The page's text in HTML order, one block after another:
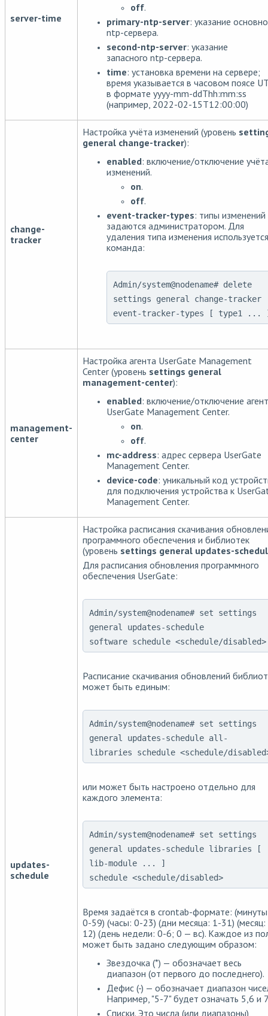
server-time
off.
primary-ntp-server: указание
ntp-сервера.
second-ntp-server: указание
запасного ntp-сервера.
time: установка времени на сервере;
время указывается в часовом поясе
в формате yyyy-mm-ddThh:mm:ss
(например, 2022-02-15T12:00:00)
change-
tracker
Настройка учёта изменений (уровень
general change-tracker):
enabled: включение/отключение
изменений.
on.
off.
event-tracker-types: типы изменений
задаются администратором. Для
удаления типа изменения используется
команда:
Admin/system@nodename# delete
settings general change-tracker
event-tracker-types [ type1 ...
management-
center
Настройка агента UserGate Management
Center (уровень settings general
management-center):
enabled: включение/отключение
UserGate Management Center.
on.
off.
mc-address: адрес сервера UserGate
Management Center.
device-code: уникальный код
для подключения устройства к
Management Center.
updates-
schedule
Настройка расписания скачивания
программного обеспечения и библиотек
(уровень settings general updates-
Для расписания обновления программного
обеспечения UserGate:
Admin/system@nodename# set settings
general updates-schedule
software schedule <schedule/disabled>
Расписание скачивания обновлений
может быть единым:
Admin/system@nodename# set settings
general updates-schedule all-
libraries schedule <schedule/
или может быть настроено отдельно для
каждого элемента:
Admin/system@nodename# set settings
general updates-schedule libraries [
lib-module ... ]
schedule <schedule/disabled>
Время задаётся в crontab-формате:
0-59) (часы: 0-23) (дни месяца: 1-31)
12) (день недели: 0-6; 0 — вс). Каждое из
может быть задано следующим образом:
Звездочка (*) — обозначает весь
диапазон (от первого до последнего).
Дефис (-) — обозначает диапазон
Например, "5-7" будет означать 5,6 и
Списки. Это числа (или диапазоны),